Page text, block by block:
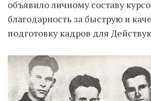
объявило личному составу
благодарность за быструю и
подготовку кадров для